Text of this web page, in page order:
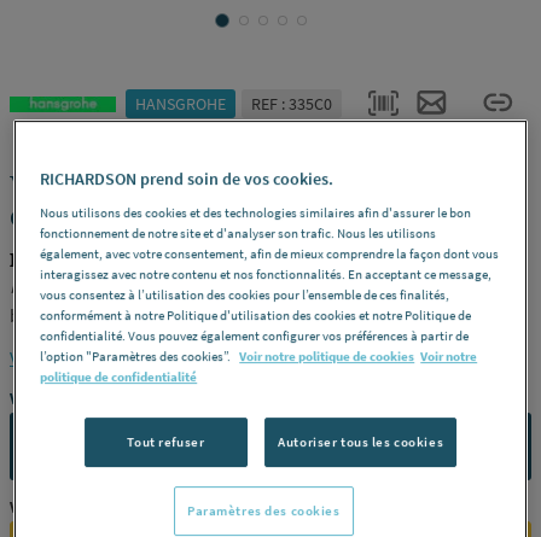
HANSGROHE REF : 335C0
VERNIS SHAPE - Mitigeur de lavabo 100
coolstar avec tirette et vidange
HANSGROHE 71594000
ModèleDesign cubique aux arêtes précises, harmonie entre le
bec et la poignée, jusqu'à 50% d'économie d'eau et d'énergie,
grâce à un débit réduit à 5 L/min et à l'ouverture en eau froide,
un jet doux et généreux enrichi en air grâce à la technologie
AirPower, garniture de vidage à tirette simple et pratique -
Voir la description complète
Vous avez un projet ?
CONTACTEZ-NOUS
Vous êtes un professionnel ?
RICHARDSON prend soin de vos cookies.
Nous utilisons des cookies et des technologies similaires afin d'assurer le bon
fonctionnement de notre site et d'analyser son trafic. Nous les utilisons
également, avec votre consentement, afin de mieux comprendre la façon dont vous
interagissez avec notre contenu et nos fonctionnalités. En acceptant ce message,
vous consentez à l’utilisation des cookies pour l’ensemble de ces finalités,
conformément à notre Politique d'utilisation des cookies et notre Politique de
confidentialité. Vous pouvez également configurer vos préférences à partir de
l’option "Paramètres des cookies”. Voir notre politique de cookies Voir notre
politique de confidentialité
Tout refuser Autoriser tous les cookies
Paramètres des cookies